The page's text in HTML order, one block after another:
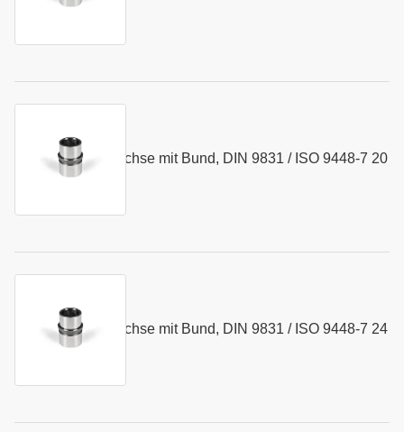
x 43 mm
Kugelführungsbuchse mit Bund, DIN 9831 / ISO 9448-7 20
x 43 mm
Kurzname:N064.20
Art.-Nr.:135716
Kugelführungsbuchse mit Bund, DIN 9831 / ISO 9448-7 24
x 59 mm
Kurzname:N064.24
Art.-Nr.:155374